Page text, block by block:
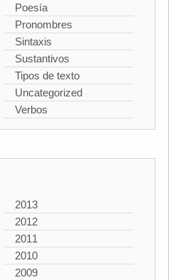
Poesía
Pronombres
Sintaxis
Sustantivos
Tipos de texto
Uncategorized
Verbos
2013
2012
2011
2010
2009